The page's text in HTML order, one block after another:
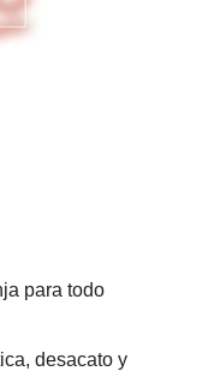
para todo
desacato y